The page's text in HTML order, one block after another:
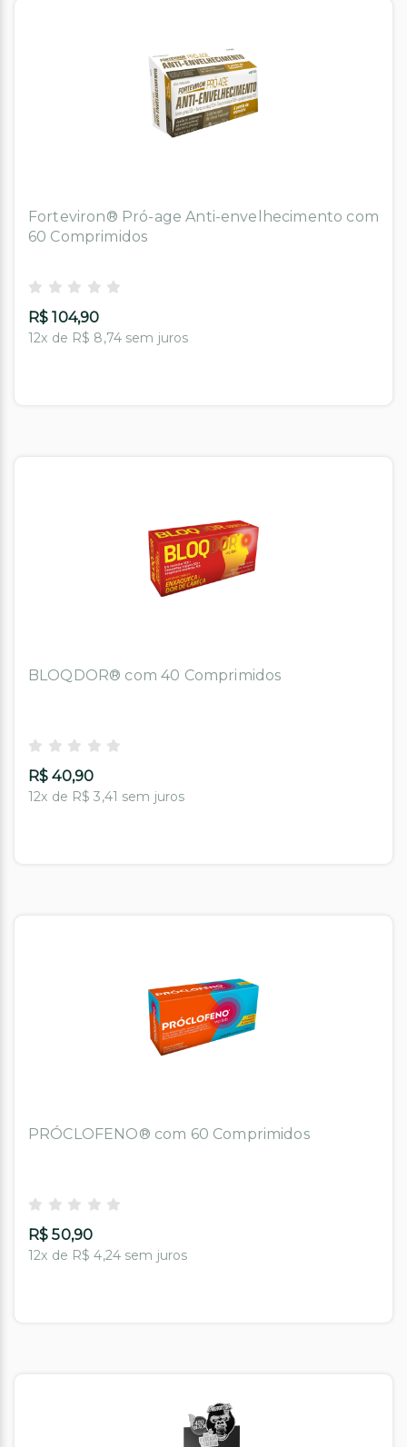
Forteviron® Pró-age Anti-envelhecimento com
60 Comprimidos
R$ 104,90
12x de R$ 8,74 sem juros
BLOQDOR® com 40 Comprimidos
R$ 40,90
12x de R$ 3,41 sem juros
PRÓCLOFENO® com 60 Comprimidos
R$ 50,90
12x de R$ 4,24 sem juros